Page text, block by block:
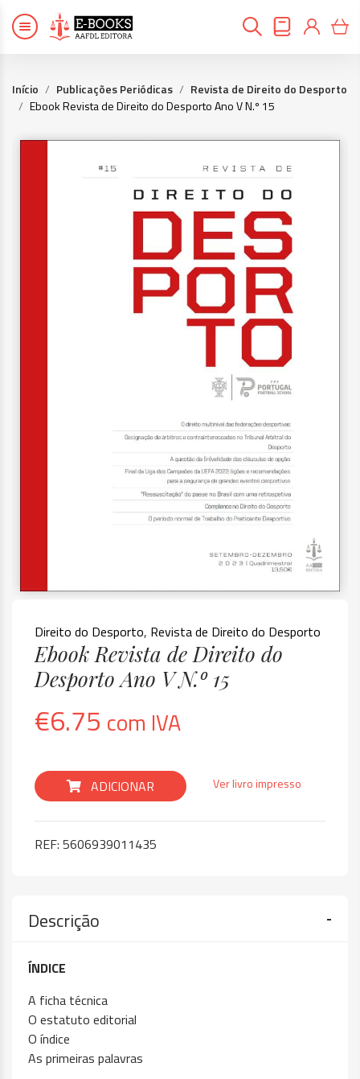
Início Publicações Periódicas
Revista de Direito do Desporto
Ebook Revista de Direito do Desporto Ano V N.º 15
Direito do Desporto, Revista de Direito do Desporto
Ebook Revista de Direito do
Desporto Ano V N.º 15
€6.75 com IVA
ADICIONAR Ver livro impresso
REF: 5606939011435
Descrição
ÍNDICE
A ficha técnica
O estatuto editorial
O índice
As primeiras palavras